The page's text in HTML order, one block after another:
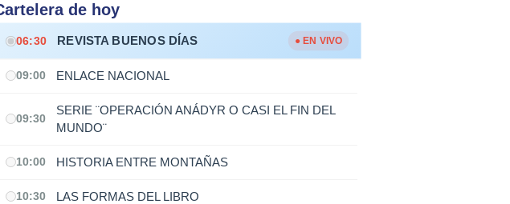
de hoy
06:30 REVISTA BUENOS DÍAS ● EN VIVO
09:00 ENLACE NACIONAL
09:30
SERIE ¨OPERACIÓN ANÁDYR O CASI EL FIN DEL
MUNDO¨
10:00 HISTORIA ENTRE MONTAÑAS
10:30 LAS FORMAS DEL LIBRO